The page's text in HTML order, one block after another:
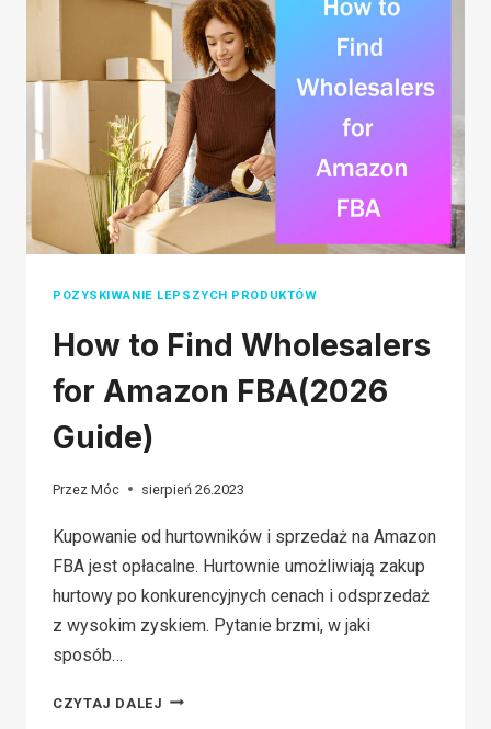
PLUS
WSKAZÓWEK,
JAK
KUPOWAĆ
BEZPIECZNIE
POZYSKIWANIE LEPSZYCH PRODUKTÓW
How to Find Wholesalers
for Amazon FBA(2026
Guide)
Przez Móc sierpień 26.2023
Kupowanie od hurtowników i sprzedaż na Amazon
FBA jest opłacalne. Hurtownie umożliwiają zakup
hurtowy po konkurencyjnych cenach i odsprzedaż
z wysokim zyskiem. Pytanie brzmi, w jaki
sposób…
CZYTAJ DALEJ HOW